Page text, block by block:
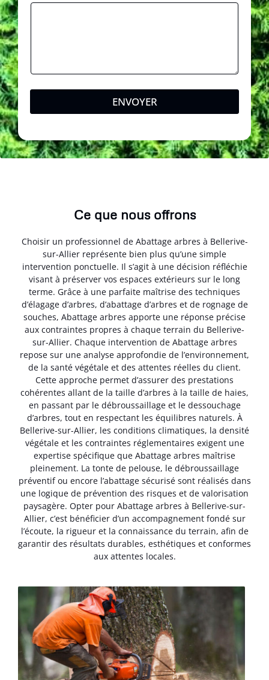
h
o
n
e
ENVOYER
Ce que nous offrons
Choisir un professionnel de Abattage arbres à Bellerive-
sur-Allier représente bien plus qu’une simple
intervention ponctuelle. Il s’agit à une décision réfléchie
visant à préserver vos espaces extérieurs sur le long
terme. Grâce à une parfaite maîtrise des techniques
d’élagage d’arbres, d’abattage d’arbres et de rognage de
souches, Abattage arbres apporte une réponse précise
aux contraintes propres à chaque terrain du Bellerive-
sur-Allier. Chaque intervention de Abattage arbres
repose sur une analyse approfondie de l’environnement,
de la santé végétale et des attentes réelles du client.
Cette approche permet d’assurer des prestations
cohérentes allant de la taille d’arbres à la taille de haies,
en passant par le débroussaillage et le dessouchage
d’arbres, tout en respectant les équilibres naturels. À
Bellerive-sur-Allier, les conditions climatiques, la densité
végétale et les contraintes réglementaires exigent une
expertise spécifique que Abattage arbres maîtrise
pleinement. La tonte de pelouse, le débroussaillage
préventif ou encore l’abattage sécurisé sont réalisés dans
une logique de prévention des risques et de valorisation
paysagère. Opter pour Abattage arbres à Bellerive-sur-
Allier, c’est bénéficier d’un accompagnement fondé sur
l’écoute, la rigueur et la connaissance du terrain, afin de
garantir des résultats durables, esthétiques et conformes
aux attentes locales.